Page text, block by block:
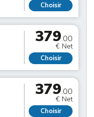
Choisir
379.00
€ Net
Choisir
379.00
€ Net
Choisir